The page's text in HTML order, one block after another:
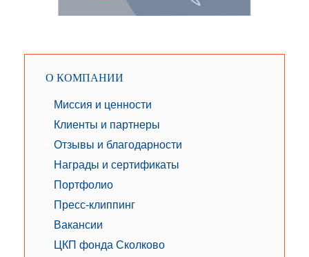
О КОМПАНИИ
Миссия и ценности
Клиенты и партнеры
Отзывы и благодарности
Награды и сертификаты
Портфолио
Пресс-клиппинг
Вакансии
ЦКП фонда Сколково